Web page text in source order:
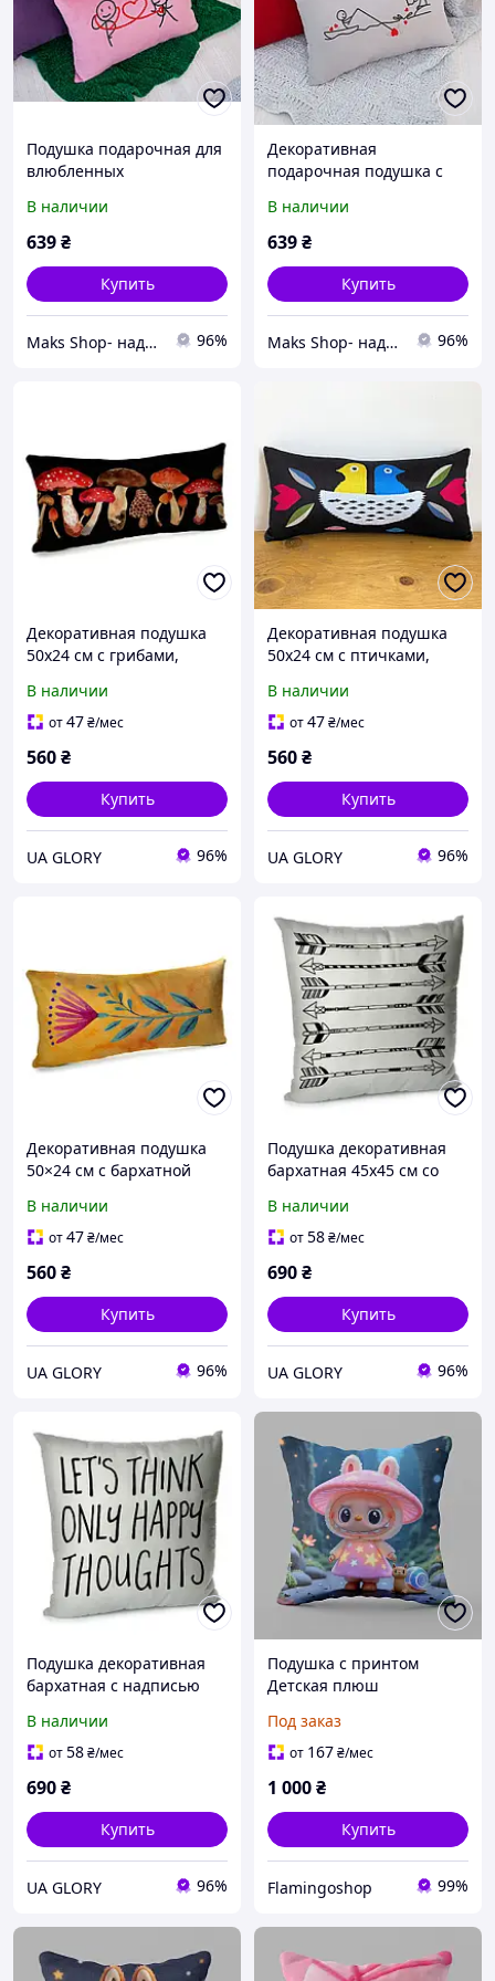
Подушка подарочная для
влюбленных
Слушай сердце флок
В наличии
639₴
Купить
Maks Shop- надежный и перспективный интернет магазин сумок и аксессуаров 96%
Декоративная
подарочная подушка с
влюбленных, девушки,
жены «Рибалка» флок
В наличии
639₴
Купить
Maks Shop- надежный и перспективный интернет магазин сумок и аксессуаров 96%
Декоративная подушка
50х24 см с грибами,
съёмная наволочка с
принтом, застёжка-
В наличии
от47₴/мес
560₴
Купить
UA GLORY 96%
Декоративная подушка
50х24 см с птичками,
наволочка на молнии,
цветной принт с двух
В наличии
от47₴/мес
560₴
Купить
UA GLORY 96%
Декоративная подушка
50×24 см с бархатной
принтом с двух сторон
В наличии
от47₴/мес
560₴
Купить
UA GLORY 96%
Подушка декоративная
бархатная 45х45 см со
молнии с принтом
стрелы
В наличии
от58₴/мес
690₴
Купить
UA GLORY 96%
Подушка декоративная
бархатная с надписью
THOUGHTS 45×45 см |
Полноцветная
В наличии
от58₴/мес
690₴
Купить
UA GLORY 96%
Подушка с принтом
Детская плюш
для дивана Лабубу для
детей голубая
Под заказ
от 167₴/мес
1 000₴
Купить
Flamingoshop 99%